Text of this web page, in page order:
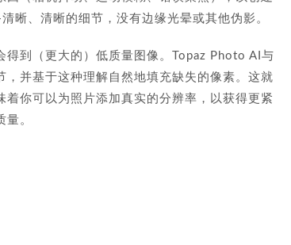
晰、清晰的细节，没有边缘光晕或其他伪影。
到（更大的）低质量图像。Topaz Photo AI与
并基于这种理解自然地填充缺失的像素。这就
你可以为照片添加真实的分辨率，以获得更紧
。